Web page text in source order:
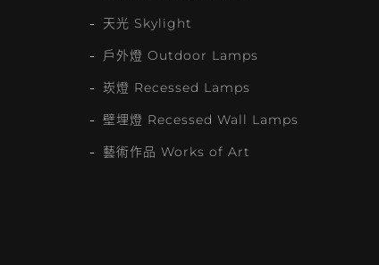
天光 Skylight
戶外燈 Outdoor Lamps
崁燈 Recessed Lamps
壁埋燈 Recessed Wall Lamps
藝術作品 Works of Art